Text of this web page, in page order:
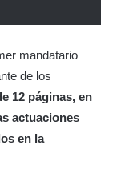
mandatario
de los
12 páginas, en
actuaciones
en la